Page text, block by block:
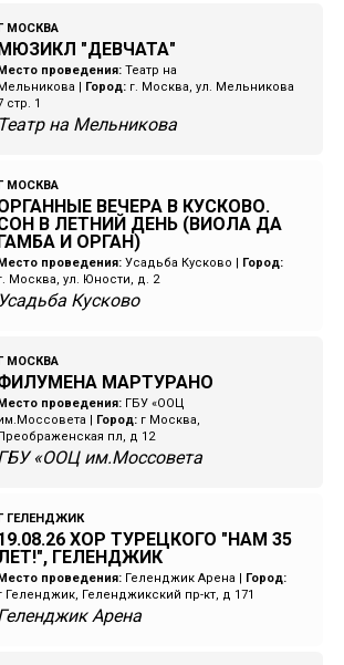
Г МОСКВА
МЮЗИКЛ "ДЕВЧАТА"
Место проведения: Театр на
Мельникова
Город: г. Москва, ул. Мельникова
стр. 1
Театр на Мельникова
Г МОСКВА
ВЕЧЕРА В КУСКОВО.
В ЛЕТНИЙ ДЕНЬ (ВИОЛА ДА
ГАМБА И ОРГАН)
Место проведения: Усадьба Кусково
Город:
Москва, ул. Юности, д. 2
Усадьба Кусково
Г МОСКВА
МАРТУРАНО
Место проведения: ГБУ «ООЦ
Город: г Москва,
Преображенская пл, д 12
«ООЦ им.Моссовета
Г ГЕЛЕНДЖИК
ХОР ТУРЕЦКОГО "НАМ 35
ГЕЛЕНДЖИК
Место проведения: Геленджик Арена
Город:
Геленджик, Геленджикский пр-кт, д 171
Арена